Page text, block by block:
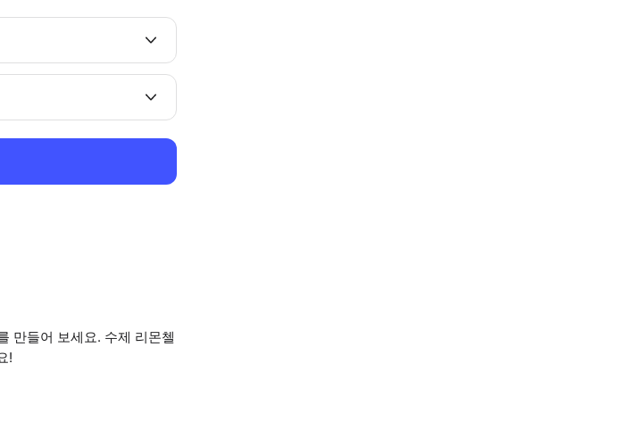
만들어 보세요. 수제 리몬첼
!